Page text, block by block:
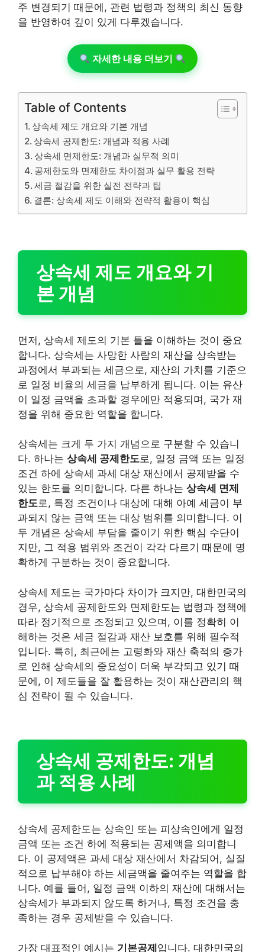
주 변경되기 때문에, 관련 법령과 정책의 최신 동향
을 반영하여 깊이 있게 다루겠습니다.
자세한 내용 더보기
Table of Contents
상속세 제도 개요와 기본 개념
상속세 공제한도: 개념과 적용 사례
상속세 면제한도: 개념과 실무적 의미
공제한도와 면제한도 차이점과 실무 활용 전략
세금 절감을 위한 실전 전략과 팁
결론: 상속세 제도 이해와 전략적 활용이 핵심
상속세 제도 개요와 기
본 개념
먼저, 상속세 제도의 기본 틀을 이해하는 것이 중요
합니다. 상속세는 사망한 사람의 재산을 상속받는
과정에서 부과되는 세금으로, 재산의 가치를 기준으
로 일정 비율의 세금을 납부하게 됩니다. 이는 유산
이 일정 금액을 초과할 경우에만 적용되며, 국가 재
정을 위해 중요한 역할을 합니다.
상속세는 크게 두 가지 개념으로 구분할 수 있습니
다. 하나는 상속세 공제한도로, 일정 금액 또는 일정
조건 하에 상속세 과세 대상 재산에서 공제받을 수
있는 한도를 의미합니다. 다른 하나는 상속세 면제
한도로, 특정 조건이나 대상에 대해 아예 세금이 부
과되지 않는 금액 또는 대상 범위를 의미합니다. 이
두 개념은 상속세 부담을 줄이기 위한 핵심 수단이
지만, 그 적용 범위와 조건이 각각 다르기 때문에 명
확하게 구분하는 것이 중요합니다.
상속세 제도는 국가마다 차이가 크지만, 대한민국의
경우, 상속세 공제한도와 면제한도는 법령과 정책에
따라 정기적으로 조정되고 있으며, 이를 정확히 이
해하는 것은 세금 절감과 재산 보호를 위해 필수적
입니다. 특히, 최근에는 고령화와 재산 축적의 증가
로 인해 상속세의 중요성이 더욱 부각되고 있기 때
문에, 이 제도들을 잘 활용하는 것이 재산관리의 핵
심 전략이 될 수 있습니다.
상속세 공제한도: 개념
과 적용 사례
상속세 공제한도는 상속인 또는 피상속인에게 일정
금액 또는 조건 하에 적용되는 공제액을 의미합니
다. 이 공제액은 과세 대상 재산에서 차감되어, 실질
적으로 납부해야 하는 세금액을 줄여주는 역할을 합
니다. 예를 들어, 일정 금액 이하의 재산에 대해서는
상속세가 부과되지 않도록 하거나, 특정 조건을 충
족하는 경우 공제받을 수 있습니다.
가장 대표적인 예시는 기본공제입니다. 대한민국의